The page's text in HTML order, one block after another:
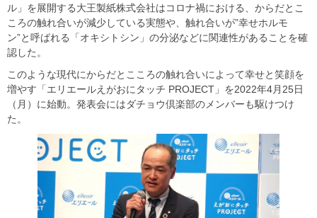
ル」を展開する大王製紙株式会社はコロナ禍における、からだとこ
ころの触れ合いが減少している実態や、触れ合いが”幸せホルモ
ン”と呼ばれる「オキシトシン」の分泌などに関連性があることを確
認した。
このような現代にからだとこころの触れ合いによって幸せと笑顔を
増やす「エリエールえがおにタッチ PROJECT」を2022年4月25日
（月）に始動。発表会にはダチョウ倶楽部のメンバーも駆けつけ
た。